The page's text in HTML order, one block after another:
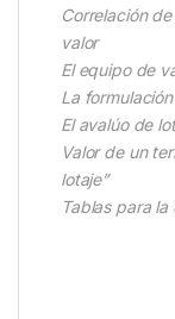
Correlación
valor
El equipo de
La
El avalúo de
Valor de un
lotaje”
Tablas para la